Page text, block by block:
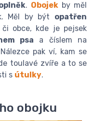
. Obojek by měl
Měl by být opatřen
či obce, kde je pejsek
psa a číslem na
pak ví, kam se
toulavé zvíře a to se
s útulky.
obojku